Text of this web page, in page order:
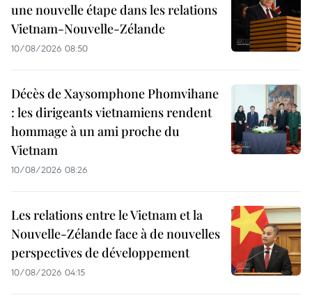
une nouvelle étape dans les relations
Vietnam-Nouvelle-Zélande
10/08/2026 08:50
Décès de Xaysomphone Phomvihane
: les dirigeants vietnamiens rendent
hommage à un ami proche du
Vietnam
10/08/2026 08:26
Les relations entre le Vietnam et la
Nouvelle-Zélande face à de nouvelles
perspectives de développement
10/08/2026 04:15